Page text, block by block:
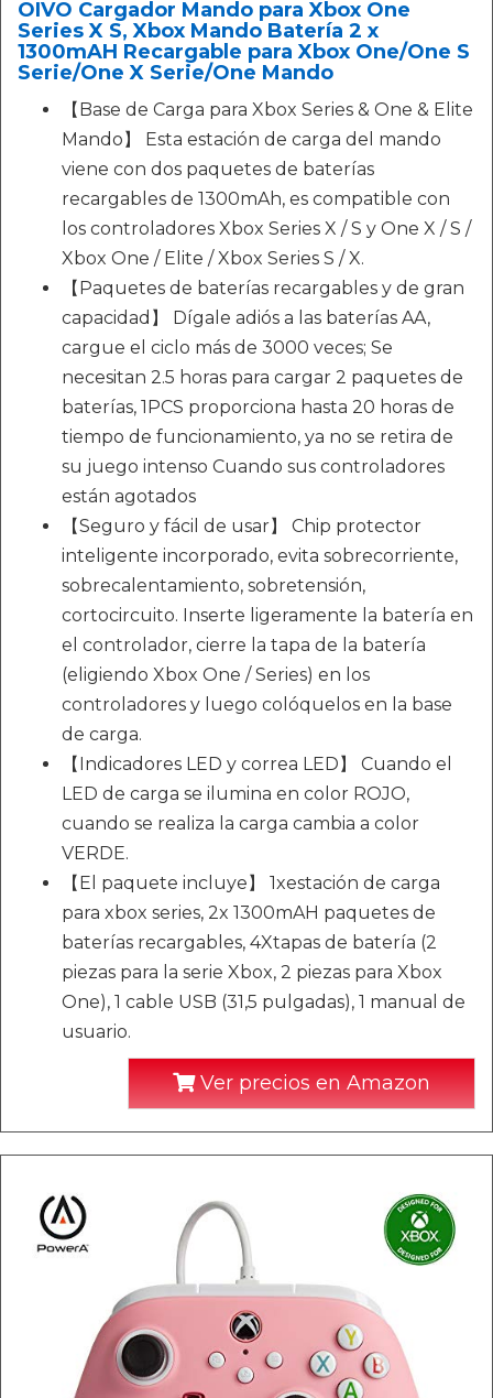
OIVO Cargador Mando para Xbox One
Series X S, Xbox Mando Batería 2 x
1300mAH Recargable para Xbox One/One S
Serie/One X Serie/One Mando
【Base de Carga para Xbox Series & One & Elite
Mando】 Esta estación de carga del mando
viene con dos paquetes de baterías
recargables de 1300mAh, es compatible con
los controladores Xbox Series X / S y One X / S /
Xbox One / Elite / Xbox Series S / X.
【Paquetes de baterías recargables y de gran
capacidad】 Dígale adiós a las baterías AA,
cargue el ciclo más de 3000 veces; Se
necesitan 2.5 horas para cargar 2 paquetes de
baterías, 1PCS proporciona hasta 20 horas de
tiempo de funcionamiento, ya no se retira de
su juego intenso Cuando sus controladores
están agotados
【Seguro y fácil de usar】 Chip protector
inteligente incorporado, evita sobrecorriente,
sobrecalentamiento, sobretensión,
cortocircuito. Inserte ligeramente la batería en
el controlador, cierre la tapa de la batería
(eligiendo Xbox One / Series) en los
controladores y luego colóquelos en la base
de carga.
【Indicadores LED y correa LED】 Cuando el
LED de carga se ilumina en color ROJO,
cuando se realiza la carga cambia a color
VERDE.
【El paquete incluye】 1xestación de carga
para xbox series, 2x 1300mAH paquetes de
baterías recargables, 4Xtapas de batería (2
piezas para la serie Xbox, 2 piezas para Xbox
One), 1 cable USB (31,5 pulgadas), 1 manual de
usuario.
Ver precios en Amazon